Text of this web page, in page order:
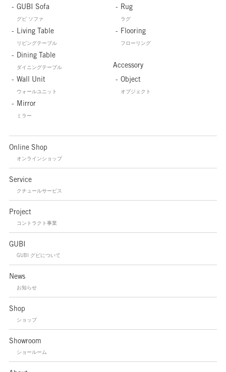
GUBI Sofa
グビ ソファ
Living Table
リビングテーブル
Dining Table
ダイニングテーブル
Wall Unit
ウォールユニット
Mirror
ミラー
Rug
ラグ
Flooring
フローリング
Accessory
Object
オブジェクト
Online Shop
オンラインショップ
Service
クチュールサービス
Project
コントラクト事業
GUBI
GUBI グビについて
News
お知らせ
Shop
ショップ
Showroom
ショールーム